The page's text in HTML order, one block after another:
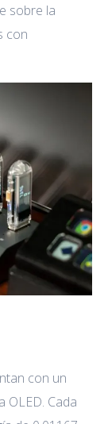
sobre la
con
con un
OLED. Cada